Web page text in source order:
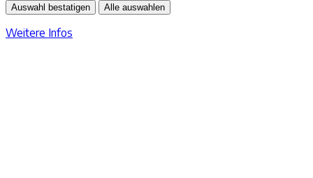
Auswahl bestatigen Alle auswahlen
Weitere Infos